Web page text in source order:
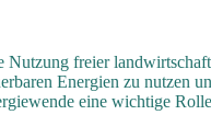
Nutzung freier
Energien zu nutzen
eine wichtige